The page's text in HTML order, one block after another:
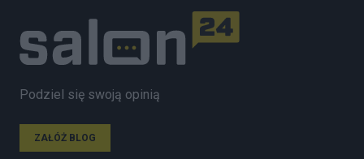
Podziel się swoją opinią
ZAŁÓŻ BLOG